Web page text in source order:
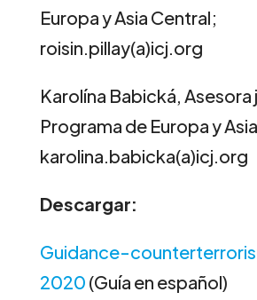
Europa y Asia Central;
roisin.pillay(a)icj.org
Karolína Babická, Asesora
Programa de Europa y
karolina.babicka(a)icj.org
Descargar:
Guidance-
2020 (Guía en español)